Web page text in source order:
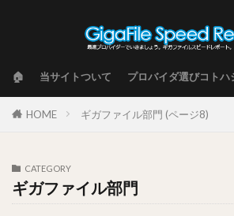
🏠 当サイトついて プロバイダ選びコトハ
HOME ギガファイル部門 (ページ8)
CATEGORY
ギガファイル部門